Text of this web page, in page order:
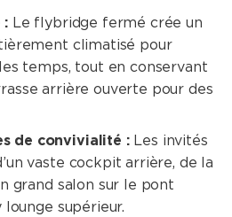
: Le flybridge fermé crée un
climatisé pour
temps, tout en conservant
arrière ouverte pour des
de convivialité :Les invités
vaste cockpit arrière, de la
grand salon sur le pont
supérieur.